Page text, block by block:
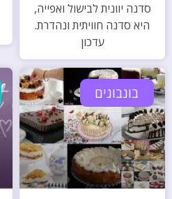
סדנה יוונית לבישול ואפייה,
היא סדנה חוויתית ונהדרת.
עדכון
בונבונים